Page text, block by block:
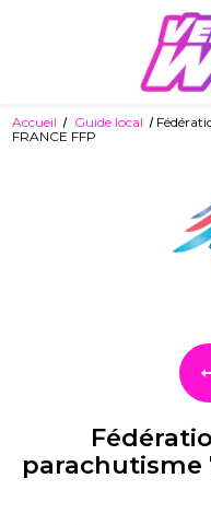
Accueil Guide local
FRANCE FFP
parachutisme
Panneau de gestion des